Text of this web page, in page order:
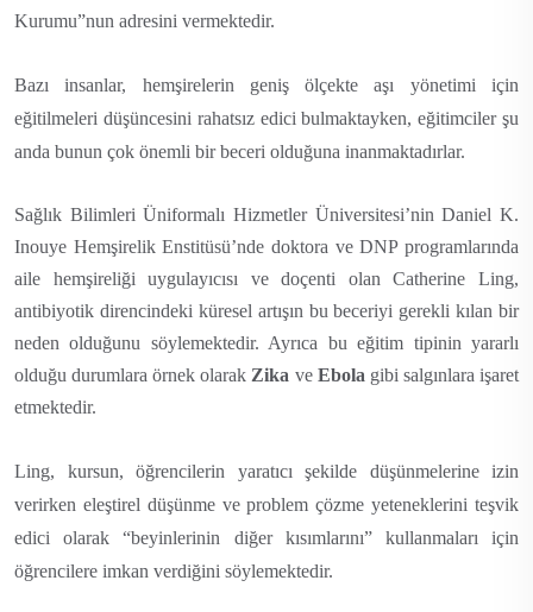
Kurumu”nun adresini vermektedir.
Bazı insanlar, hemşirelerin geniş ölçekte aşı yönetimi için
eğitilmeleri düşüncesini rahatsız edici bulmaktayken, eğitimciler şu
anda bunun çok önemli bir beceri olduğuna inanmaktadırlar.
Sağlık Bilimleri Üniformalı Hizmetler Üniversitesi’nin Daniel K.
Inouye Hemşirelik Enstitüsü’nde doktora ve DNP programlarında
aile hemşireliği uygulayıcısı ve doçenti olan Catherine Ling,
antibiyotik direncindeki küresel artışın bu beceriyi gerekli kılan bir
neden olduğunu söylemektedir. Ayrıca bu eğitim tipinin yararlı
olduğu durumlara örnek olarak Zika ve Ebola gibi salgınlara işaret
etmektedir.
Ling, kursun, öğrencilerin yaratıcı şekilde düşünmelerine izin
verirken eleştirel düşünme ve problem çözme yeteneklerini teşvik
edici olarak “beyinlerinin diğer kısımlarını” kullanmaları için
öğrencilere imkan verdiğini söylemektedir.